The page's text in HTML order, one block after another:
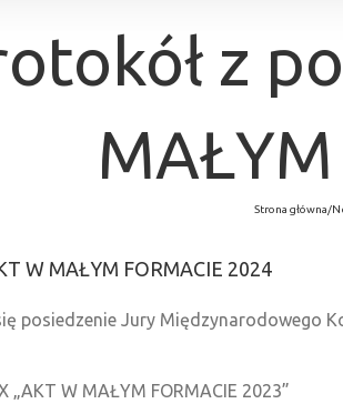
z
Strona główna/
W MAŁYM FORMACIE 2024
posiedzenie Jury Międzynarodowego
„AKT W MAŁYM FORMACIE 2023”